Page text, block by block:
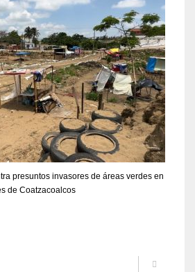
presuntos invasores de áreas verdes en
de Coatzacoalcos